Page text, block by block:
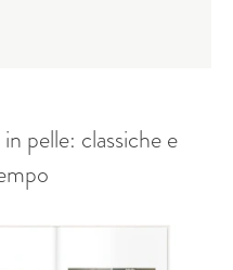
pelle: classiche e